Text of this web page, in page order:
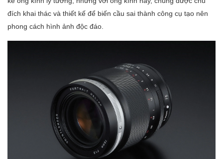
đích khai thác và thiết kế để biến cầu sai thành công cụ tạo nên
phong cách hình ảnh độc đáo.